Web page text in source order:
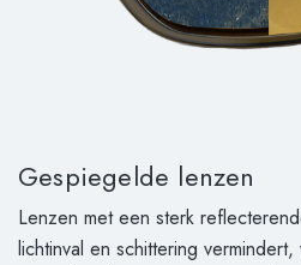
Gespiegelde lenzen
Lenzen met een sterk
lichtinval en schittering